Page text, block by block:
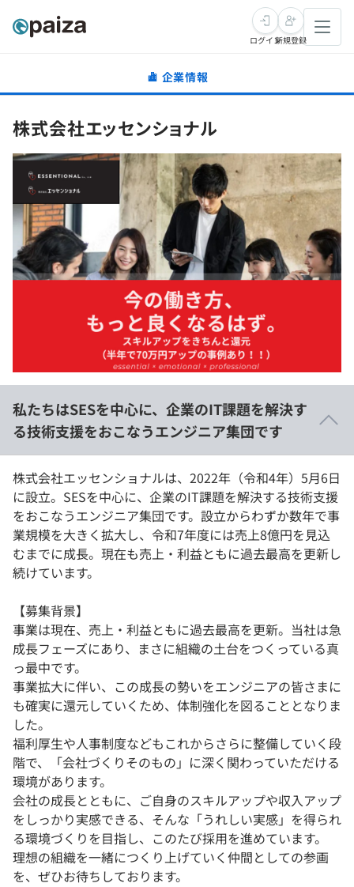
求人検索
インタビュー
転職成功ガイド
転職エージェント
未経験転職
求人検索
インタビュー
転職成功ガイド
新卒就活
求人検索
本選考
インターン
新卒エージェント
インタビュー
学習
講座一覧
問題集
個人向けプラン
法人向けプラン
学校向けプラン
スキルチェック
プログラミング言語
再チャレンジ結果一覧
ゲーム・マンガ
paiza times
note
ログイン新規登録
企業情報
株式会社エッセンショナル
私たちはSESを中心に、企業のIT課題を解決す
る技術支援をおこなうエンジニア集団です
株式会社エッセンショナルは、2022年（令和4年）5月6日
に設立。SESを中心に、企業のIT課題を解決する技術支援
をおこなうエンジニア集団です。設立からわずか数年で事
業規模を大きく拡大し、令和7年度には売上8億円を見込
むまでに成長。現在も売上・利益ともに過去最高を更新し
続けています。
【募集背景】
事業は現在、売上・利益ともに過去最高を更新。当社は急
成長フェーズにあり、まさに組織の土台をつくっている真
っ最中です。
事業拡大に伴い、この成長の勢いをエンジニアの皆さまに
も確実に還元していくため、体制強化を図ることとなりま
した。
福利厚生や人事制度などもこれからさらに整備していく段
階で、「会社づくりそのもの」に深く関わっていただける
環境があります。
会社の成長とともに、ご自身のスキルアップや収入アップ
をしっかり実感できる、そんな「うれしい実感」を得られ
る環境づくりを目指し、このたび採用を進めています。
理想の組織を一緒につくり上げていく仲間としての参画
を、ぜひお待ちしております。